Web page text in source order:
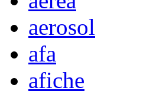
aerosol
afa
afiche